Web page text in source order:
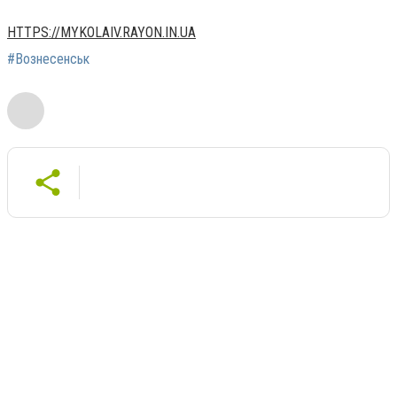
HTTPS://MYKOLAIV.RAYON.IN.UA
#Вознесенськ